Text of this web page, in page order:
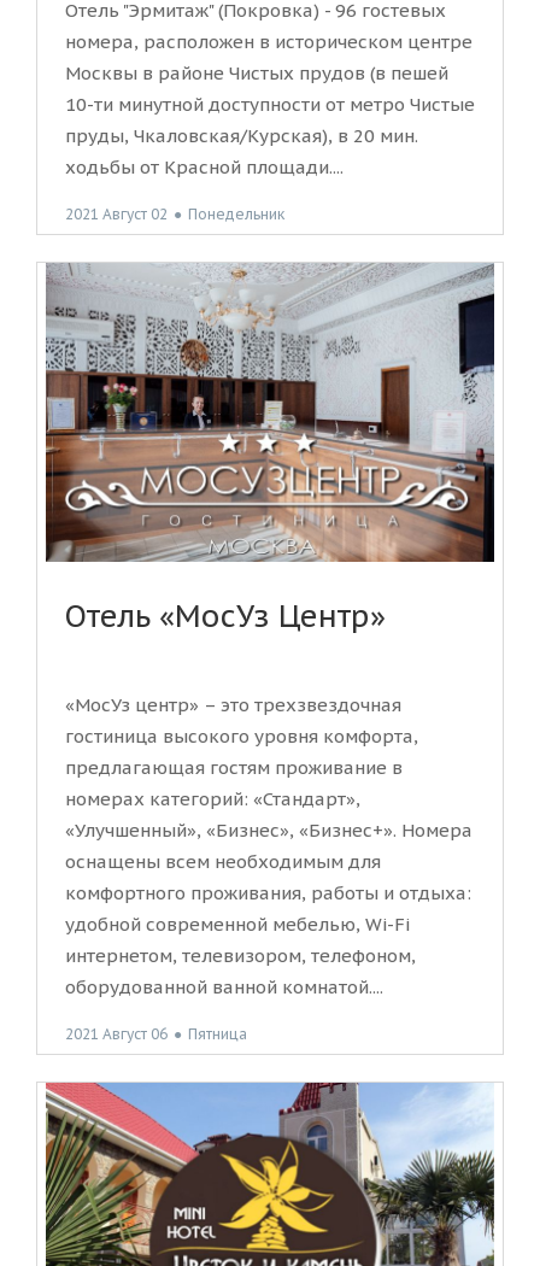
Отель "Эрмитаж" (Покровка) - 96 гостевых
номера, расположен в историческом центре
Москвы в районе Чистых прудов (в пешей
10-ти минутной доступности от метро Чистые
пруды, Чкаловская/Курская), в 20 мин.
ходьбы от Красной площади....
2021 Август 02 ● Понедельник
Отель «МосУз Центр»
«МосУз центр» – это трехзвездочная
гостиница высокого уровня комфорта,
предлагающая гостям проживание в
номерах категорий: «Стандарт»,
«Улучшенный», «Бизнес», «Бизнес+». Номера
оснащены всем необходимым для
комфортного проживания, работы и отдыха:
удобной современной мебелью, Wi-Fi
интернетом, телевизором, телефоном,
оборудованной ванной комнатой....
2021 Август 06 ● Пятница